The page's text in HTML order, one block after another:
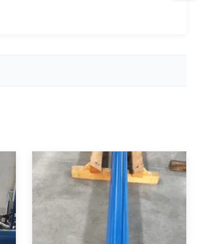
Silinder hidraulik stroke
panjang dengan stroke 2040mm
ISO 6022 kompatibel desain